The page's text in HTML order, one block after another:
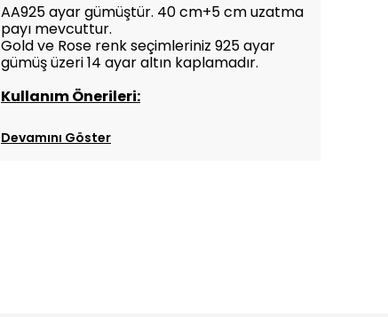
AA925 ayar gümüştür. 40 cm+5 cm uzatma
payı mevcuttur.
Gold ve Rose renk seçimleriniz 925 ayar
gümüş üzeri 14 ayar altın kaplamadır.
Kullanım Önerileri:
Devamını Göster